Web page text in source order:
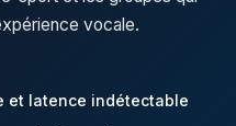
vocale.
et latence indétectable